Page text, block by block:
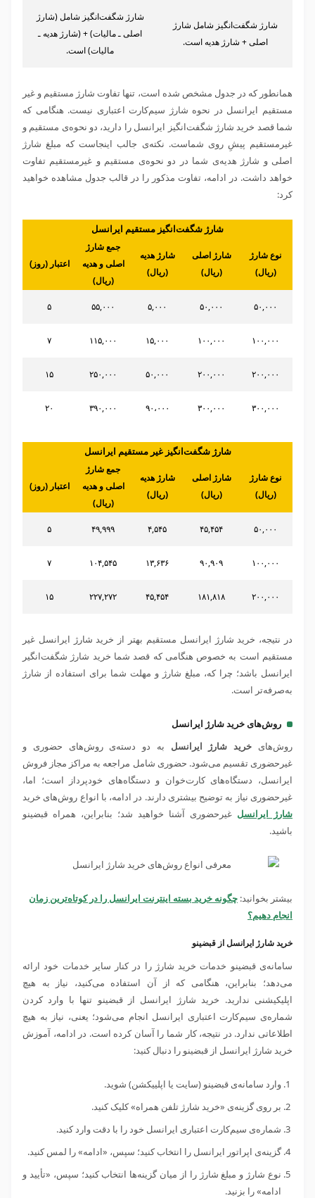
شارژ شگفت‌انگیز شامل شارژ
اصلی + شارژ هدیه است.
شارژ شگفت‌انگیز شامل (شارژ
اصلی ـ مالیات) + (شارژ هدیه ـ
مالیات) است.
همانطور که در جدول مشخص شده است، تنها تفاوت شارژ مستقیم و غیر
مستقیم ایرانسل در نحوه شارژ سیم‌کارت اعتباری نیست. هنگامی که
شما قصد خرید شارژ شگفت‌انگیز ایرانسل را دارید، دو نحوه‌ی مستقیم و
غیرمستقیم پیش‌ِ روی شماست. نکته‌ی جالب اینجاست که مبلغ شارژ
اصلی و شارژ هدیه‌ی شما در دو نحوه‌ی مستقیم و غیرمستقیم تفاوت
خواهد داشت. در ادامه، تفاوت مذکور را در قالب جدول مشاهده خواهید
کرد:
شارژ شگفت‌انگیز مستقیم ایرانسل
نوع شارژ
(ریال)
شارژ اصلی
(ریال)
شارژ هدیه
(ریال)
جمع شارژ
اصلی و هدیه
(ریال)
اعتبار (روز)
۵۰,۰۰۰ ۵۰,۰۰۰ ۵,۰۰۰ ۵۵,۰۰۰ ۵
۱۰۰,۰۰۰ ۱۰۰,۰۰۰ ۱۵,۰۰۰ ۱۱۵,۰۰۰ ۷
۲۰۰,۰۰۰ ۲۰۰,۰۰۰ ۵۰,۰۰۰ ۲۵۰,۰۰۰ ۱۵
۳۰۰,۰۰۰ ۳۰۰,۰۰۰ ۹۰،۰۰۰ ۳۹۰,۰۰۰ ۲۰
شارژ شگفت‌انگیز غیر مستقیم ایرانسل
نوع شارژ
(ریال)
شارژ اصلی
(ریال)
شارژ هدیه
(ریال)
جمع شارژ
اصلی و هدیه
(ریال)
اعتبار (روز)
۵۰,۰۰۰ ۴۵,۴۵۴ ۴,۵۴۵ ۴۹,۹۹۹ ۵
۱۰۰,۰۰۰ ۹۰,۹۰۹ ۱۳,۶۳۶ ۱۰۴,۵۴۵ ۷
۲۰۰,۰۰۰ ۱۸۱,۸۱۸ ۴۵,۴۵۴ ۲۲۷,۲۷۲ ۱۵
در نتیجه، خرید شارژ ایرانسل مستقیم بهتر از خرید شارژ ایرانسل غیر
مستقیم است به خصوص هنگامی که قصد شما خرید شارژ شگفت‌انگیر
ایرانسل باشد؛ چرا که، مبلغ شارژ و مهلت شما برای استفاده از شارژ
به‌صرفه‌تر است.
روش‌های خرید شارژ ایرانسل
روش‌های خرید شارژ‌ ایرانسل به دو دسته‌ی روش‌های حضوری و
غیرحضوری تقسیم می‌شود. حضوری شامل مراجعه به مراکز مجاز فروش
ایرانسل، دستگاه‌های کارت‌خوان و دستگاه‌های خودپرداز است؛ اما،
غیرحضوری نیاز به توضیح بیشتری دارند. در ادامه، با انواع روش‌های خرید
شارژ ایرانسل غیرحضوری آشنا خواهید شد؛ بنابراین، همراه قبضینو
باشید.
بیشتر بخوانید: چگونه خرید بسته‌ اینترنت ایرانسل را در کوتاه‌ترین زمان
انجام دهیم؟
خرید شارژ ایرانسل از قبضینو
سامانه‌ی قبضینو خدمات خرید شارژ را در کنار سایر خدمات خود ارائه
می‌دهد؛ بنابراین، هنگامی که از آن استفاده می‌کنید، نیاز به هیچ
اپلیکیشنی ندارید. خرید شارژ ایرانسل از قبضینو تنها با وارد کردن
شماره‌ی سیم‌کارت اعتباری ایرانسل انجام می‌شود؛ یعنی، نیاز به هیچ
اطلاعاتی ندارد. در نتیجه، کار شما را آسان کرده است. در ادامه، آموزش
خرید شارژ ایرانسل از قبضینو را دنبال کنید:
وارد سامانه‌ی قبضینو (سایت یا اپلییکشن) شوید.
بر روی گزینه‌ی «خرید شارژ تلفن همراه» کلیک کنید.
شماره‌ی سیم‌کارت اعتباری ایرانسل خود را با دقت وارد کنید.
گزینه‌ی اپراتور ایرانسل را انتخاب کنید؛ سپس، «ادامه» را لمس کنید.
نوع شارژ و مبلغ شارژ را از میان گزینه‌ها انتخاب کنید؛ سپس، «تأیید و
ادامه» را بزنید.